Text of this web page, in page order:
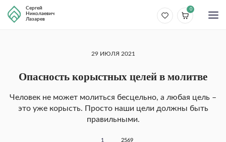
Сергей
Николаевич
Лазарев
0
29 ИЮЛЯ 2021
Опасность корыстных целей в молитве
Человек не может молиться бесцельно, а любая цель –
это уже корысть. Просто наши цели должны быть
правильными.
1 2569